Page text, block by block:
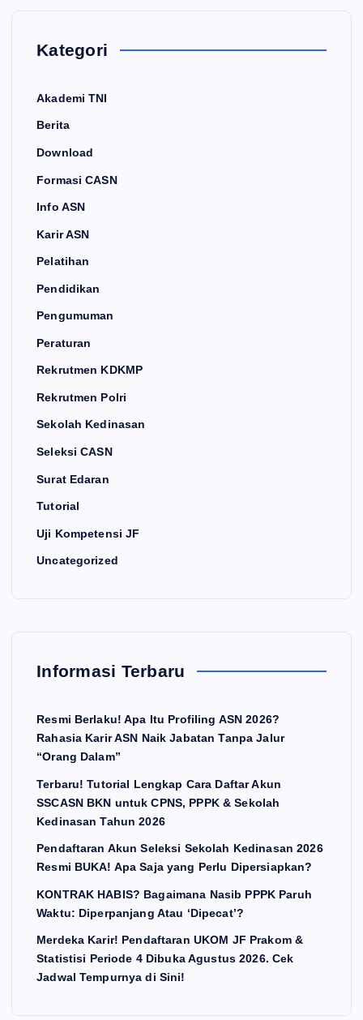
Kategori
Akademi TNI
Berita
Download
Formasi CASN
Info ASN
Karir ASN
Pelatihan
Pendidikan
Pengumuman
Peraturan
Rekrutmen KDKMP
Rekrutmen Polri
Sekolah Kedinasan
Seleksi CASN
Surat Edaran
Tutorial
Uji Kompetensi JF
Uncategorized
Informasi Terbaru
Resmi Berlaku! Apa Itu Profiling ASN 2026?
Rahasia Karir ASN Naik Jabatan Tanpa Jalur
“Orang Dalam”
Terbaru! Tutorial Lengkap Cara Daftar Akun
SSCASN BKN untuk CPNS, PPPK & Sekolah
Kedinasan Tahun 2026
Pendaftaran Akun Seleksi Sekolah Kedinasan 2026
Resmi BUKA! Apa Saja yang Perlu Dipersiapkan?
KONTRAK HABIS? Bagaimana Nasib PPPK Paruh
Waktu: Diperpanjang Atau ‘Dipecat’?
Merdeka Karir! Pendaftaran UKOM JF Prakom &
Statistisi Periode 4 Dibuka Agustus 2026. Cek
Jadwal Tempurnya di Sini!